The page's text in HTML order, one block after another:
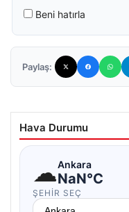
Beni hatırla
Paylaş:
Hava Durumu
☁Ankara
NaN°C
ŞEHIR SEÇ